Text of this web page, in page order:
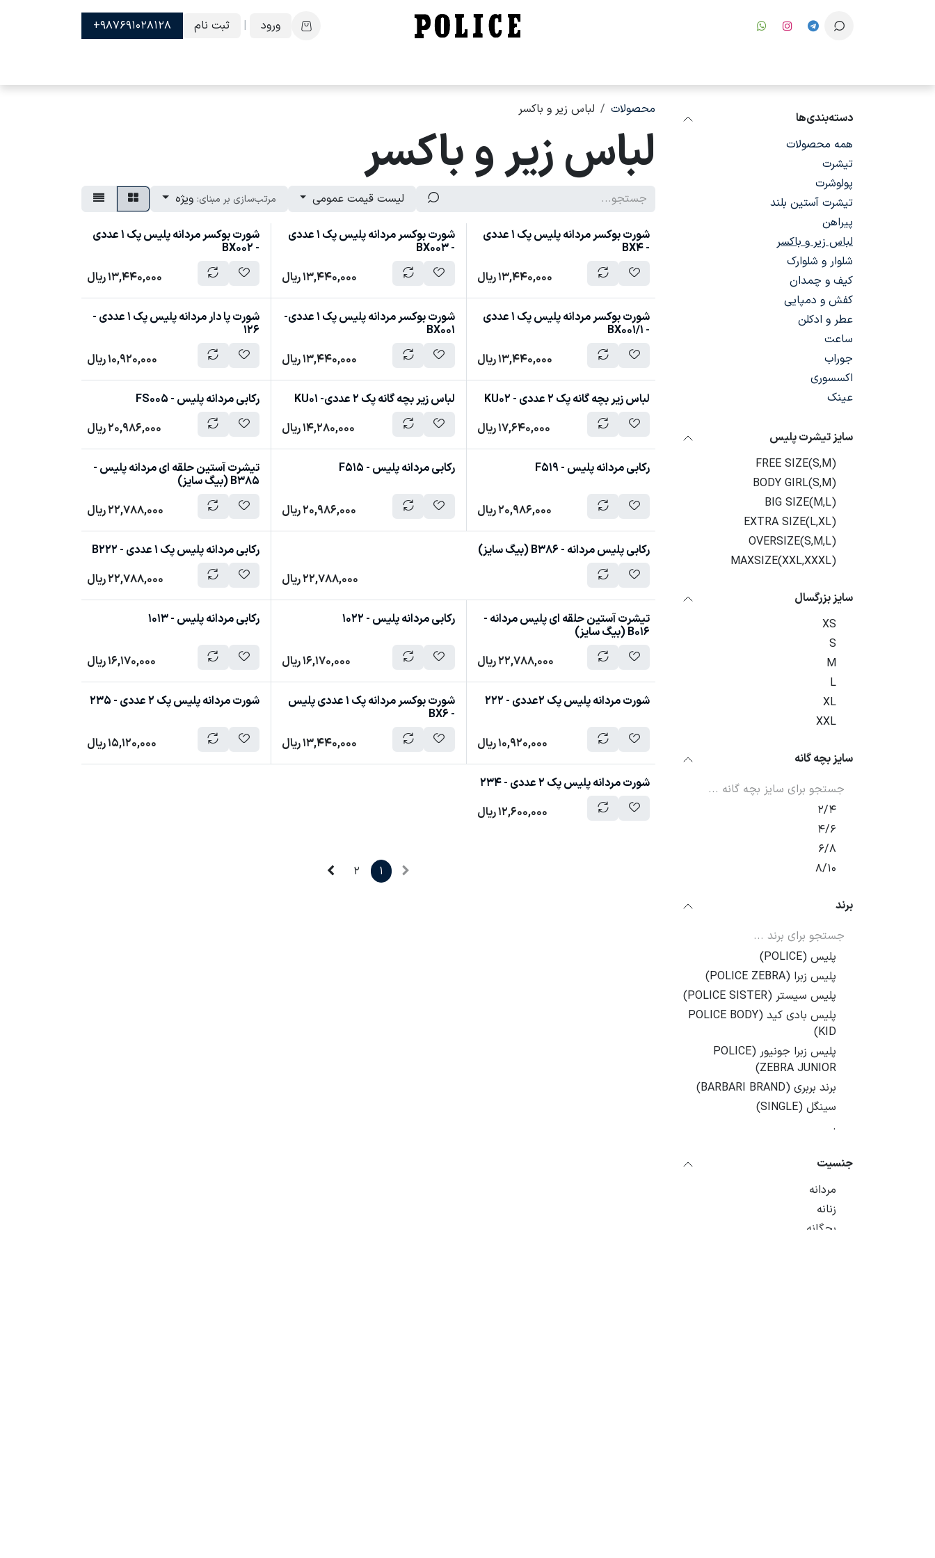
ورود
| ثبت نام 987691028128+
دسته‌بندی‌ها
همه محصولات
تیشرت
پولوشرت
تیشرت آستین بلند
پیراهن
لباس زیر و باکسر
شلوار و شلوارک
کیف و چمدان
کفش و دمپایی
عطر و ادکلن
ساعت
جوراب
اکسسوری
عینک
سایز تیشرت پلیس
FREE SIZE(S,M)
BODY GIRL(S,M)
BIG SIZE(M,L)
EXTRA SIZE(L,XL)
OVERSIZE(S,M,L)
MAXSIZE(XXL,XXXL)
سایز بزرگسال
XS
S
M
L
XL
XXL
سایز بچه گانه
2/4
4/6
6/8
8/10
برند
پلیس (POLICE)
پلیس زبرا (POLICE ZEBRA)
پلیس سیستر (POLICE SISTER)
پلیس بادی کید (POLICE BODY
KID)
پلیس زبرا جونیور (POLICE
ZEBRA JUNIOR)
برند بربری (BARBARI BRAND)
سینگل (SINGLE)
.
جنسیت
مردانه
زنانه
بچگانه
محصولات لباس زیر و باکسر
لباس زیر و باکسر
لیست قیمت عمومی مرتب‌سازی بر مبنای: ویژه
شورت بوکسر مردانه پلیس پک 1 عددی
- BX4
13,440,000ریال
شورت بوکسر مردانه پلیس پک 1 عددی
- BX003
13,440,000ریال
شورت بوکسر مردانه پلیس پک 1 عددی
- BX002
13,440,000ریال
شورت بوکسر مردانه پلیس پک 1 عددی
- BX001/1
13,440,000ریال
شورت بوکسر مردانه پلیس پک 1 عددی-
BX001
13,440,000ریال
شورت پا دار مردانه پلیس پک 1 عددی -
126
10,920,000ریال
لباس زیر بچه گانه پک 2 عددی - KU02
17,640,000ریال
لباس زیر بچه گانه پک 2 عددی- KU01
14,280,000ریال
رکابی مردانه پلیس - FS005
20,986,000ریال
رکابی مردانه پلیس - F519
20,986,000ریال
رکابی مردانه پلیس - F515
20,986,000ریال
تیشرت آستین حلقه ای مردانه پلیس -
B385 (بیگ سایز)
22,788,000ریال
رکابی پلیس مردانه - B386 (بیگ سایز)
22,788,000ریال
رکابی مردانه پلیس پک 1 عددی - B222
22,788,000ریال
تیشرت آستین حلقه ای پلیس مردانه -
B016 (بیگ سایز)
22,788,000ریال
رکابی مردانه پلیس - 1022
16,170,000ریال
رکابی مردانه پلیس - 1013
16,170,000ریال
شورت مردانه پلیس پک 2عددی - 222
10,920,000ریال
شورت بوکسر مردانه پک 1 عددی پلیس
- BX6
13,440,000ریال
شورت مردانه پلیس پک 2 عددی - 235
15,120,000ریال
شورت مردانه پلیس پک 2 عددی - 234
12,600,000ریال
1
2